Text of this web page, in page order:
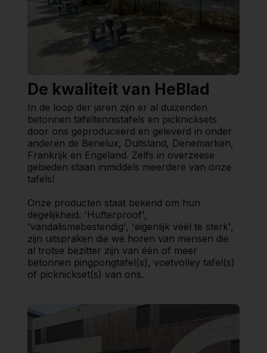
De kwaliteit van HeBlad
In de loop der jaren zijn er al duizenden
betonnen tafeltennistafels en picknicksets
door ons geproduceerd en geleverd in onder
anderen de Benelux, Duitsland, Denemarken,
Frankrijk en Engeland. Zelfs in overzeese
gebieden staan inmiddels meerdere van onze
tafels!
Onze producten staat bekend om hun
degelijkheid. 'Hufterproof',
'vandalismebestendig', 'eigenlijk véél te sterk',
zijn uitspraken die we horen van mensen die
al trotse bezitter zijn van één of meer
betonnen pingpongtafel(s), voetvolley tafel(s)
of picknickset(s) van ons.